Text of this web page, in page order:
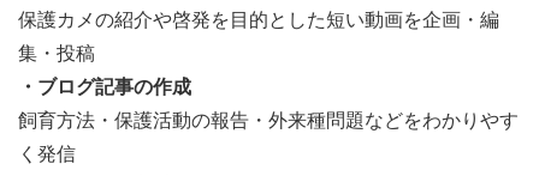
保護カメの紹介や啓発を目的とした短い動画を企画・編
集・投稿
・ブログ記事の作成
飼育方法・保護活動の報告・外来種問題などをわかりやす
く発信